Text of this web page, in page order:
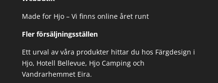
Made for Hjo – Vi finns online året runt
Fler försäljningsställen
Ett urval av våra produkter hittar du hos Färgdesign i
Hjo, Hotell Bellevue, Hjo Camping och
Vandrarhemmet Eira.